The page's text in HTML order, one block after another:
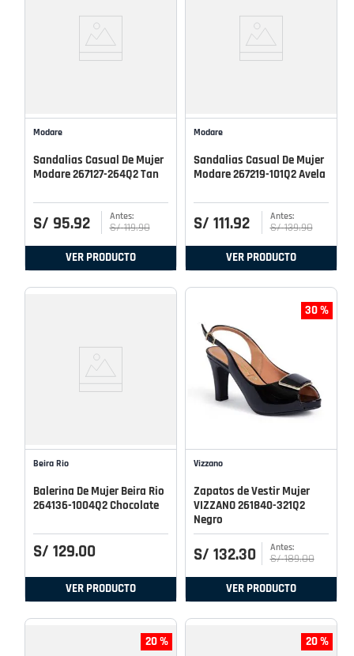
Modare
Sandalias Casual De Mujer
Modare 267127-264Q2 Tan
S/ 95.92 S/ 119.90
VER PRODUCTO
Modare
Sandalias Casual De Mujer
Modare 267219-101Q2 Avela
S/ 111.92 S/ 139.90
VER PRODUCTO
Beira Rio
Balerina De Mujer Beira Rio
264136-1004Q2 Chocolate
S/ 129.00
VER PRODUCTO
30 %
Vizzano
Zapatos de Vestir Mujer
VIZZANO 261840-321Q2
Negro
S/ 132.30 S/ 189.00
VER PRODUCTO
20 % 20 %